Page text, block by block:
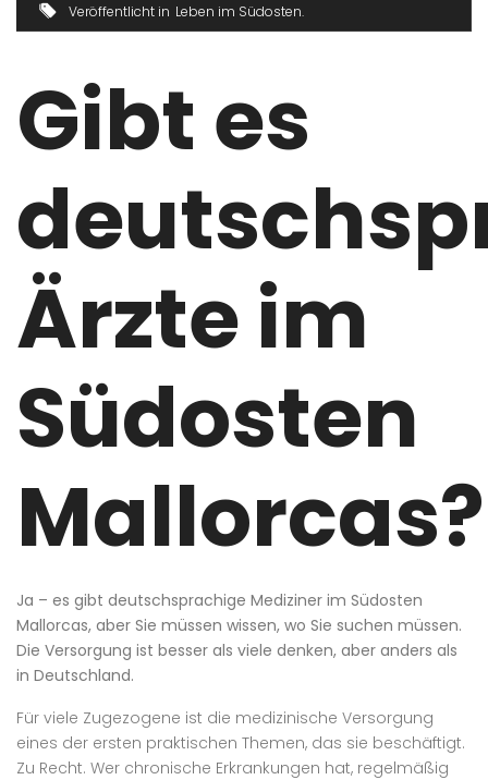
Veröffentlicht in Leben im Südosten
Gibt es
Ärzte im
Südosten
Mallorcas?
Ja – es gibt deutschsprachige Mediziner im Südosten
Mallorcas, aber Sie müssen wissen, wo Sie suchen müssen.
Die Versorgung ist besser als viele denken, aber anders als
in Deutschland.
Für viele Zugezogene ist die medizinische Versorgung
eines der ersten praktischen Themen, das sie beschäftigt.
Zu Recht. Wer chronische Erkrankungen hat, regelmäßig